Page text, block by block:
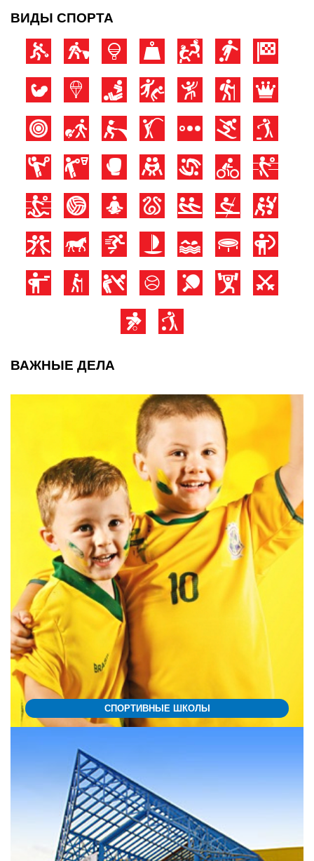
ВИДЫ СПОРТА
ВАЖНЫЕ ДЕЛА
СПОРТИВНЫЕ ШКОЛЫ